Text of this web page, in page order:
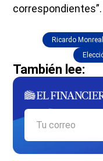
correspondientes”.
Ricardo Monreal
También lee: